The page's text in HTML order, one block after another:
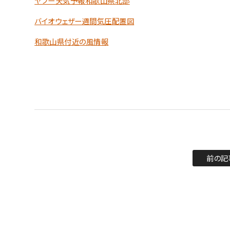
バイオウェザー週間気圧配置図
和歌山県付近の風情報
前の